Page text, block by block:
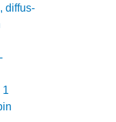
diffus-
1